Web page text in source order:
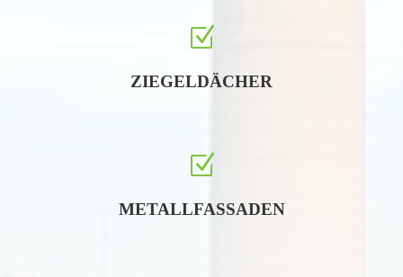
Z
ZIEGELDÄCHER
Z
METALLFASSADEN